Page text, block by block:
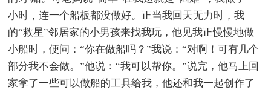
小时，连一个船板都没做好。正当我回天无力时，我
的“救星”邻居家的小男孩来找我玩，他见我正慢慢地做
小船时，便问：“你在做船吗？”我说：“对啊！可有几个
部分我不会做。”他说：“我可以帮你。”说完，他马上回
家拿了一些可以做船的工具给我，他还和我一起创作了